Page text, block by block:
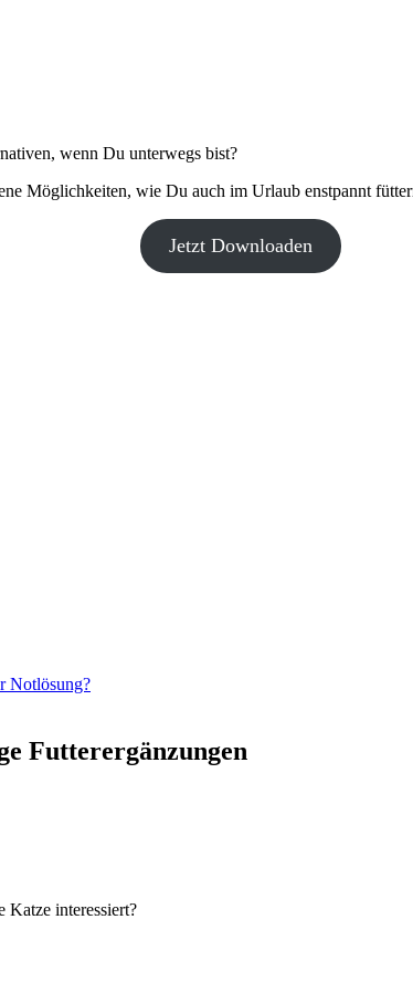
wenn Du unterwegs bist?
Möglichkeiten, wie Du auch im Urlaub enstpannt
Jetzt Downloaden
Notlösung?
Futterergänzungen
interessiert?